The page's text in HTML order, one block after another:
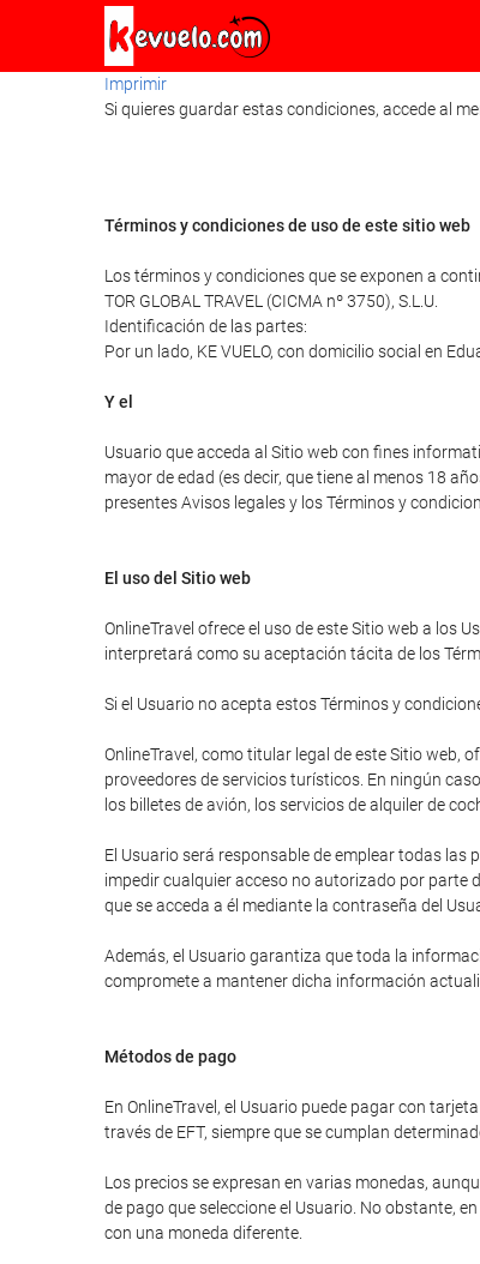
Imprimir
Si quieres guardar estas condiciones, accede al
Términos y condiciones de uso de este sitio web
Los términos y condiciones que se exponen a
TOR GLOBAL TRAVEL (CICMA nº 3750), S.L.U.
Identificación de las partes:
Por un lado, KE VUELO, con domicilio social en
Y el
Usuario que acceda al Sitio web con fines
mayor de edad (es decir, que tiene al menos 18
presentes Avisos legales y los Términos y
El uso del Sitio web
OnlineTravel ofrece el uso de este Sitio web a los
interpretará como su aceptación tácita de los
Si el Usuario no acepta estos Términos y
OnlineTravel, como titular legal de este Sitio web,
proveedores de servicios turísticos. En ningún
los billetes de avión, los servicios de alquiler de
El Usuario será responsable de emplear todas
impedir cualquier acceso no autorizado por parte
que se acceda a él mediante la contraseña del
Además, el Usuario garantiza que toda la
compromete a mantener dicha información
Métodos de pago
En OnlineTravel, el Usuario puede pagar con
través de EFT, siempre que se cumplan
Los precios se expresan en varias monedas,
de pago que seleccione el Usuario. No obstante,
con una moneda diferente.